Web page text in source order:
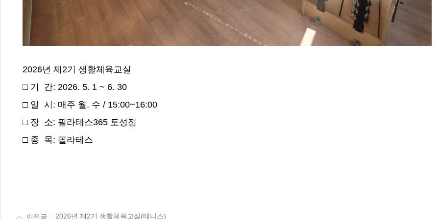
2026년 제2기 생활체육교실
□ 기 간: 2026. 5. 1 ~ 6. 30
□ 일 시: 매주 월, 수 / 15:00~16:00
□ 장 소: 필라테스365 토성점
□ 종 목: 필라테스
이전글 2026년 제2기 생활체육교실(테니스)